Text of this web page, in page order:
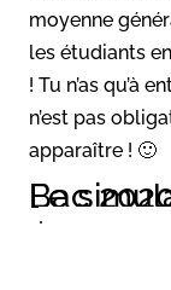
moyenne
les étudiants
! Tu n’as qu’à
n’est pas
apparaître ! 🙂
Le simulateur de moyenne